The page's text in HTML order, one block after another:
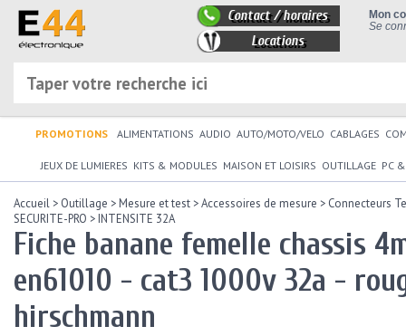
Mon
Se
Contact / horaires
Locations
PROMOTIONS ALIMENTATIONS AUDIO AUTO/MOTO/VELO CABLAGES
JEUX DE LUMIERES KITS & MODULES MAISON ET LOISIRS OUTILLAGE PC
Accueil > Outillage >Mesure et test >Accessoires de mesure > Connecteurs
SECURITE-PRO >INTENSITE 32A
Fiche banane femelle chassis
en61010 - cat3 1000v 32a -
hirschmann